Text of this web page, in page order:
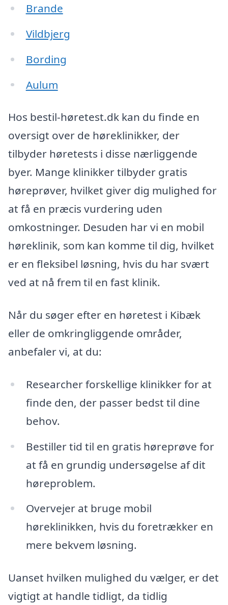
Brande
Vildbjerg
Bording
Aulum
Hos bestil-høretest.dk kan du finde en
oversigt over de høreklinikker, der
tilbyder høretests i disse nærliggende
byer. Mange klinikker tilbyder gratis
høreprøver, hvilket giver dig mulighed for
at få en præcis vurdering uden
omkostninger. Desuden har vi en mobil
høreklinik, som kan komme til dig, hvilket
er en fleksibel løsning, hvis du har svært
ved at nå frem til en fast klinik.
Når du søger efter en høretest i Kibæk
eller de omkringliggende områder,
anbefaler vi, at du:
Researcher forskellige klinikker for at
finde den, der passer bedst til dine
behov.
Bestiller tid til en gratis høreprøve for
at få en grundig undersøgelse af dit
høreproblem.
Overvejer at bruge mobil
høreklinikken, hvis du foretrækker en
mere bekvem løsning.
Uanset hvilken mulighed du vælger, er det
vigtigt at handle tidligt, da tidlig